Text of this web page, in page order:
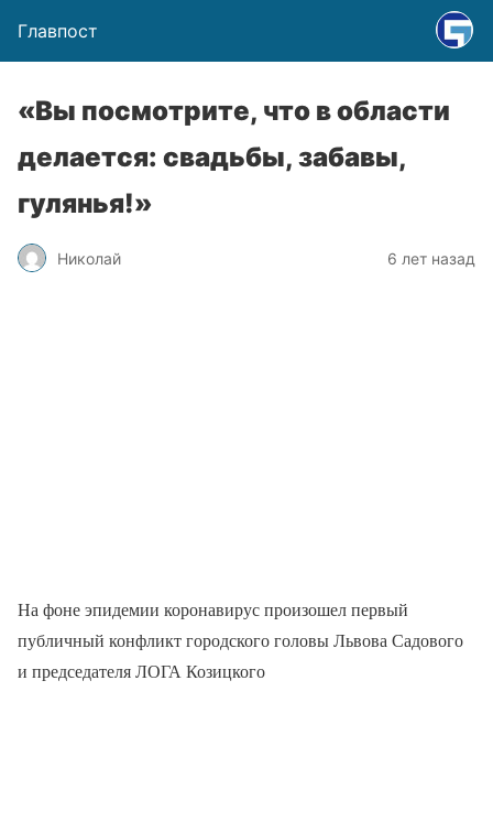
Главпост
«Вы посмотрите, что в области
делается: свадьбы, забавы,
гулянья!»
Николай 6 лет назад
На фоне эпидемии коронавирус произошел первый
публичный конфликт городского головы Львова Садового
и председателя ЛОГА Козицкого